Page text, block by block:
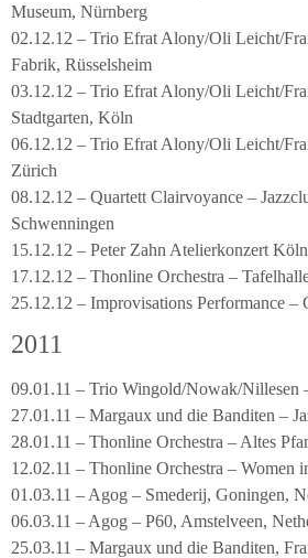
Museum, Nürnberg
02.12.12 – Trio Efrat Alony/Oli Leicht/
Fabrik, Rüsselsheim
03.12.12 – Trio Efrat Alony/Oli Leicht/
Stadtgarten, Köln
06.12.12 – Trio Efrat Alony/Oli Leicht/
Zürich
08.12.12 – Quartett Clairvoyance –
Schwenningen
15.12.12 – Peter Zahn Atelierkonzert Köln
17.12.12 – Thonline Orchestra –
25.12.12 – Improvisations Performance –
2011
09.01.11 – Trio Wingold/Nowak/Nillesen
27.01.11 – Margaux und die Banditen –
28.01.11 – Thonline Orchestra – Altes
12.02.11 – Thonline Orchestra – Women
01.03.11 – Agog – Smederij, Goningen,
06.03.11 – Agog – P60, Amstelveen,
25.03.11 – Margaux und die Banditen,